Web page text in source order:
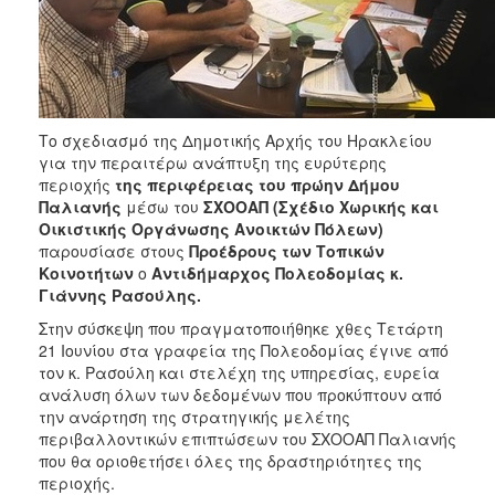
Το σχεδιασμό της Δημοτικής Αρχής του Ηρακλείου
για την περαιτέρω ανάπτυξη της ευρύτερης
περιοχής της περιφέρειας του πρώην Δήμου
Παλιανής μέσω του ΣΧΟΟΑΠ (Σχέδιο Χωρικής και
Οικιστικής Οργάνωσης Ανοικτών Πόλεων)
παρουσίασε στους Προέδρους των Τοπικών
Κοινοτήτων ο Αντιδήμαρχος Πολεοδομίας κ.
Γιάννης Ρασούλης.
Στην σύσκεψη που πραγματοποιήθηκε χθες Τετάρτη
21 Ιουνίου στα γραφεία της Πολεοδομίας έγινε από
τον κ. Ρασούλη και στελέχη της υπηρεσίας, ευρεία
ανάλυση όλων των δεδομένων που προκύπτουν από
την ανάρτηση της στρατηγικής μελέτης
περιβαλλοντικών επιπτώσεων του ΣΧΟΟΑΠ Παλιανής
που θα οριοθετήσει όλες της δραστηριότητες της
περιοχής.